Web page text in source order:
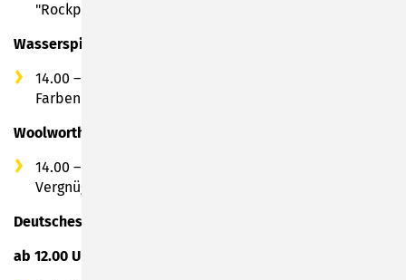
"Rockpiraten"
Wasserspielplatz
14.00 – 18.00 Uhr: Live Musik mit der Band "Halbe
Farben"
Woolworth
14.00 – 18.00 Uhr: Airbrush Tattoos mit Schminkfee Lu,
Vergnügungspark & Almbetrieb mit Moon-Circus
Deutsches Spielzeugmuseum
ab 12.00 Uhr